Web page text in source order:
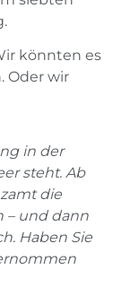
könnten es
Oder wir
in der
steht. Ab
die
– und dann
Haben Sie